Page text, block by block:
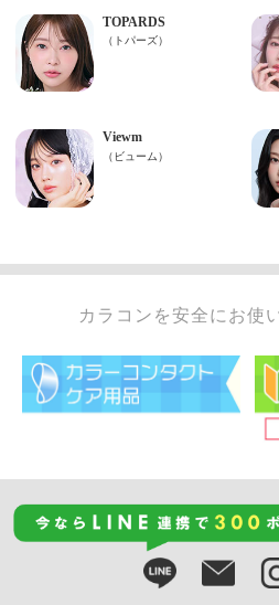
カラコンを安全にお使